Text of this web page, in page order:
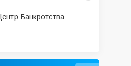
Банкротства